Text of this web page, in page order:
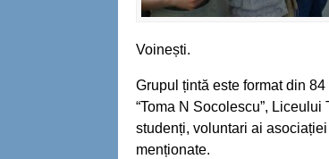
Voinești.
Grupul țintă este format din
“Toma N Socolescu”, Liceului
studenți, voluntari ai
menționate.